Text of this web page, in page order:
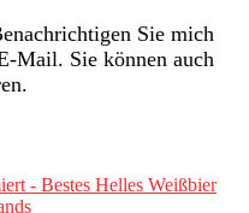
Sie mich
Mail. Sie können auch